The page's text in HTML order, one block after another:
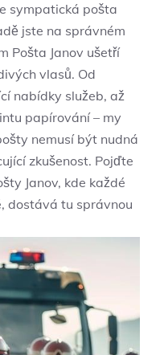
sympatická pošta
jste na správném
Pošta Janov ušetří
vlasů. Od
nabídky služeb, až
papírování – my
nemusí být nudná
zkušenost. Pojďte
Janov, kde každé
dostává tu správnou